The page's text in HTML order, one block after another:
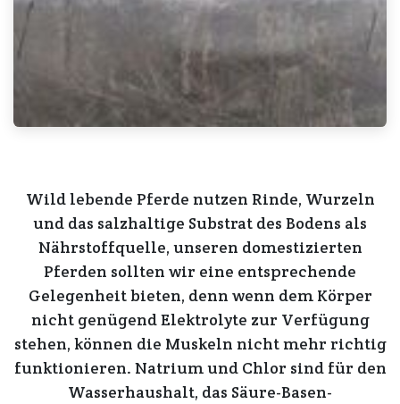
Wild lebende Pferde nutzen Rinde, Wurzeln
und das salzhaltige Substrat des Bodens als
Nährstoffquelle, unseren domestizierten
Pferden sollten wir eine entsprechende
Gelegenheit bieten, denn wenn dem Körper
nicht genügendElektrolyte zur Verfügung
stehen, können die Muskeln nicht mehr richtig
funktionieren. Natriumund Chlor sind für den
Wasserhaushalt, das Säure-Basen-